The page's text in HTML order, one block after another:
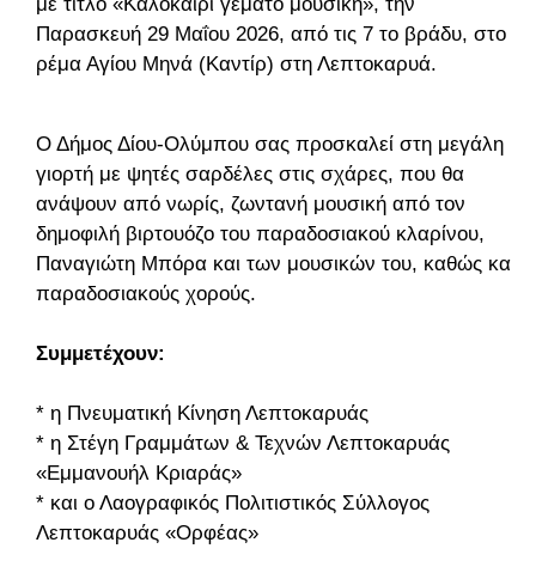
Παρασκευή 29 Μαΐου 2026, από τις 7 το βράδυ, στο
ρέμα Αγίου Μηνά (Καντίρ) στη Λεπτοκαρυά.
Ο Δήμος Δίου-Ολύμπου σας προσκαλεί στη μεγάλη
γιορτή με ψητές σαρδέλες στις σχάρες, που θα
ανάψουν από νωρίς, ζωντανή μουσική από τον
δημοφιλή βιρτουόζο του παραδοσιακού κλαρίνου,
Παναγιώτη Μπόρα και των μουσικών του, καθώς και
παραδοσιακούς χορούς.
Συμμετέχουν:
* η Πνευματική Κίνηση Λεπτοκαρυάς
* η Στέγη Γραμμάτων & Τεχνών Λεπτοκαρυάς
«Εμμανουήλ Κριαράς»
* και ο Λαογραφικός Πολιτιστικός Σύλλογος
Λεπτοκαρυάς «Ορφέας»